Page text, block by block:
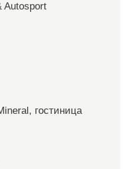
гостиница